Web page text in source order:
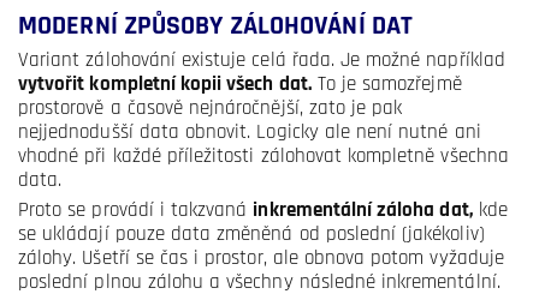
MODERNÍ ZPŮSOBY ZÁLOHOVÁNÍ DAT
Variant zálohování existuje celá řada. Je možné například
vytvořit kompletní kopii všech dat.To je samozřejmě
prostorově a časově nejnáročnější, zato je pak
nejjednodušší data obnovit. Logicky ale není nutné ani
vhodné při každé příležitosti zálohovat kompletně všechna
data.
Proto se provádí i takzvaná inkrementální záloha dat,kde
se ukládají pouze data změněná od poslední (jakékoliv)
zálohy. Ušetří se čas i prostor, ale obnova potom vyžaduje
poslední plnou zálohu a všechny následné inkrementální.